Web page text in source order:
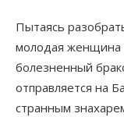
Пытаясь
молодая женщина
болезненный
отправляется на
странным